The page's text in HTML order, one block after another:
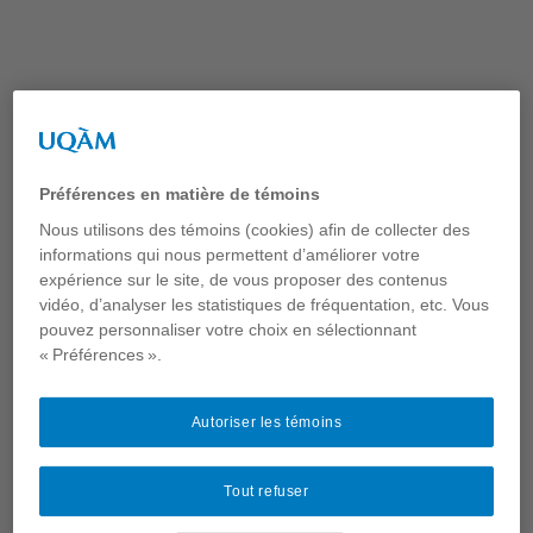
Étiquette :
Carole
Lévesque
Page suivante
Préférences en matière de témoins
Nous utilisons des témoins (cookies) afin de collecter des
informations qui nous permettent d’améliorer votre
expérience sur le site, de vous proposer des contenus
vidéo, d’analyser les statistiques de fréquentation, etc. Vous
pouvez personnaliser votre choix en sélectionnant
« Préférences ».
Tout refuser
Autoriser les témoins